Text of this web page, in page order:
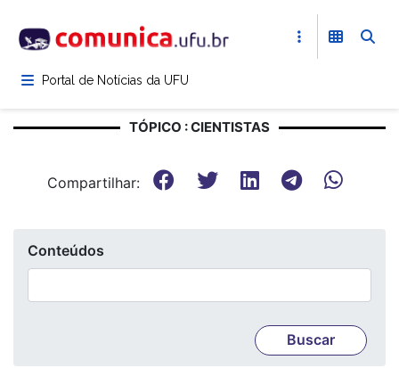
para
conteúdoPortal de Notícias da UFU
TÓPICO : CIENTISTAS
Compartilhar:
Conteúdos